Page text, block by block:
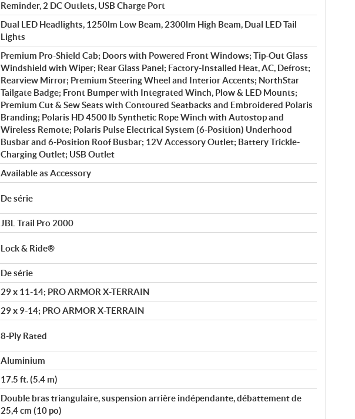
Reminder, 2 DC Outlets, USB Charge Port
Dual LED Headlights, 1250lm Low Beam, 2300lm High Beam, Dual LED Tail
Lights
Premium Pro-Shield Cab; Doors with Powered Front Windows; Tip-Out Glass
Windshield with Wiper; Rear Glass Panel; Factory-Installed Heat, AC, Defrost;
Rearview Mirror; Premium Steering Wheel and Interior Accents; NorthStar
Tailgate Badge; Front Bumper with Integrated Winch, Plow & LED Mounts;
Premium Cut & Sew Seats with Contoured Seatbacks and Embroidered Polaris
Branding; Polaris HD 4500 lb Synthetic Rope Winch with Autostop and
Wireless Remote; Polaris Pulse Electrical System (6-Position) Underhood
Busbar and 6-Position Roof Busbar; 12V Accessory Outlet; Battery Trickle-
Charging Outlet; USB Outlet
Available as Accessory
De série
JBL Trail Pro 2000
Lock & Ride®
De série
29 x 11-14; PRO ARMOR X-TERRAIN
29 x 9-14; PRO ARMOR X-TERRAIN
8-Ply Rated
Aluminium
17.5 ft. (5.4 m)
Double bras triangulaire, suspension arrière indépendante, débattement de
25,4 cm (10 po)